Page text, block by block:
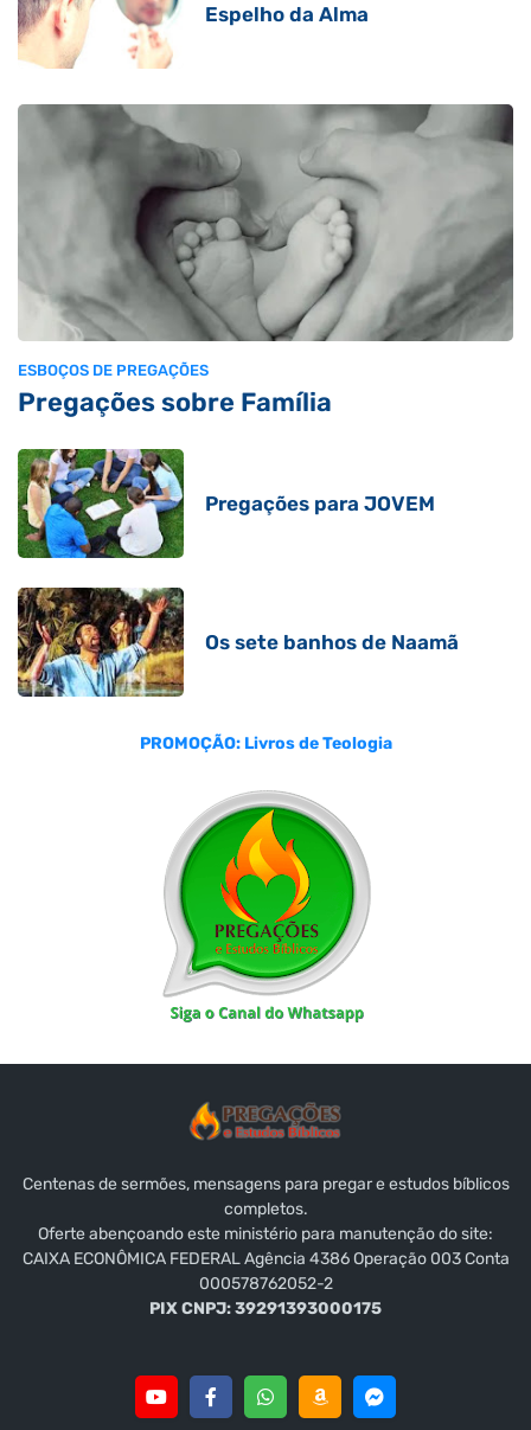
Espelho da Alma
ESBOÇOS DE PREGAÇÕES
Pregações sobre Família
Pregações para JOVEM
Os sete banhos de Naamã
PROMOÇÃO: Livros de Teologia
Centenas de sermões, mensagens para pregar e estudos bíblicos
completos.
Oferte abençoando este ministério para manutenção do site:
CAIXA ECONÔMICA FEDERAL Agência 4386 Operação 003 Conta
000578762052-2
PIX CNPJ: 39291393000175